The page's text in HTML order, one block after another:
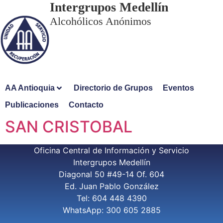
Intergrupos Medellín
Alcohólicos Anónimos
AA Antioquia Directorio de Grupos
Eventos
Publicaciones
Contacto
SAN CRISTOBAL
Oficina Central de Información y Servicio
Intergrupos Medellín
Diagonal 50 #49-14 Of. 604
Ed. Juan Pablo González
Tel: 604 448 4390
WhatsApp: 300 605 2885